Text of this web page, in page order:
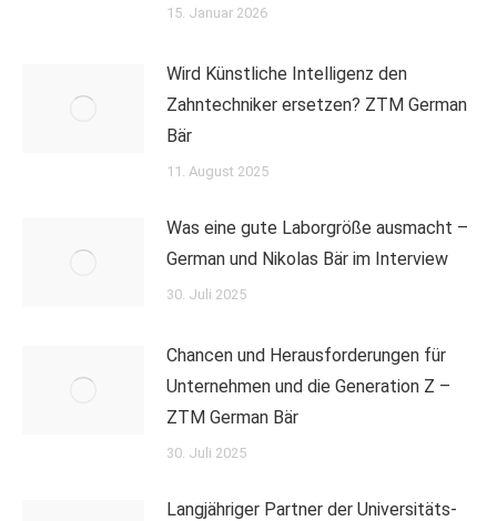
15. Januar 2026
Wird Künstliche Intelligenz den
Zahntechniker ersetzen? ZTM German
Bär
11. August 2025
Was eine gute Laborgröße ausmacht –
German und Nikolas Bär im Interview
30. Juli 2025
Chancen und Herausforderungen für
Unternehmen und die Generation Z –
ZTM German Bär
30. Juli 2025
Langjähriger Partner der Universitäts-